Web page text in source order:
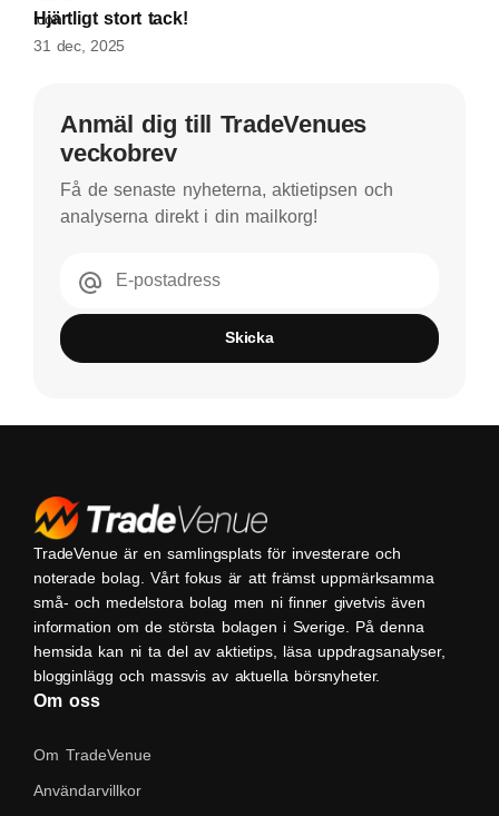
Hjärtligt stort tack!
31 dec, 2025
Anmäl dig till TradeVenues
veckobrev
Få de senaste nyheterna, aktietipsen och
analyserna direkt i din mailkorg!
E-postadress
Skicka
TradeVenue är en samlingsplats för investerare och
noterade bolag. Vårt fokus är att främst uppmärksamma
små- och medelstora bolag men ni finner givetvis även
information om de största bolagen i Sverige. På denna
hemsida kan ni ta del av aktietips, läsa uppdragsanalyser,
blogginlägg och massvis av aktuella börsnyheter.
Om oss
Om TradeVenue
Användarvillkor